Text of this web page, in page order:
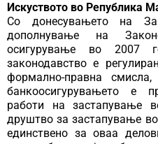
Искуството во Република
Со донесувањето на
дополнување на
осигурување во 2007
законодавство е
формално-правна
банкоосигурувањето е
работи на застапување
друштво за застапување
единствено за оваа